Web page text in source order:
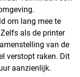
om lang mee te
als de printer
van de
verstopt raken. Dit
aanzienlijk.